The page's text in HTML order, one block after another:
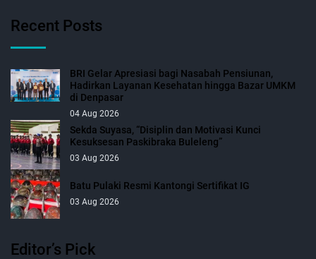
Recent Posts
BRI Gelar Apresiasi bagi Nasabah Pensiunan,
Hadirkan Layanan Kesehatan hingga Bazar UMKM
di Denpasar
04 Aug 2026
Sekda Suyasa, “Disiplin dan Motivasi Kunci
Kesuksesan Paskibraka Buleleng”
03 Aug 2026
Batu Pulaki Resmi Kantongi Sertifikat IG
03 Aug 2026
Editor’s Pick